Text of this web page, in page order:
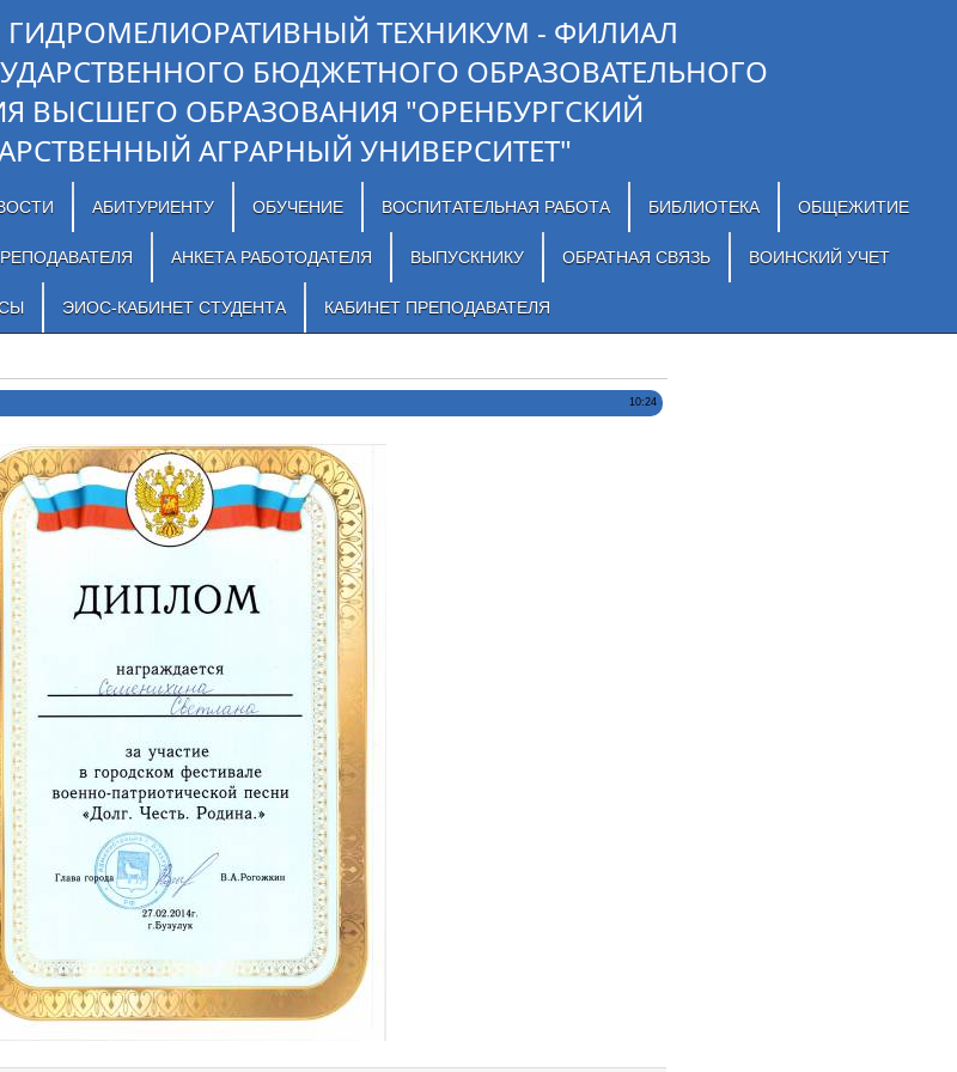
ГИДРОМЕЛИОРАТИВНЫЙ ТЕХНИКУМ - ФИЛИАЛ
БЮДЖЕТНОГО ОБРАЗОВАТЕЛЬНОГО
ВЫСШЕГО ОБРАЗОВАНИЯ "ОРЕНБУРГСКИЙ
АГРАРНЫЙ УНИВЕРСИТЕТ"
АБИТУРИЕНТУ ОБУЧЕНИЕ ВОСПИТАТЕЛЬНАЯ РАБОТА БИБЛИОТЕКА ОБЩЕЖИТИЕ
АНКЕТА РАБОТОДАТЕЛЯ ВЫПУСКНИКУ ОБРАТНАЯ СВЯЗЬ ВОИНСКИЙ УЧЕТ
ЭИОС-КАБИНЕТ СТУДЕНТА КАБИНЕТ ПРЕПОДАВАТЕЛЯ
10:24